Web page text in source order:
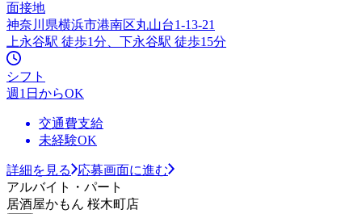
面接地
神奈川県横浜市港南区丸山台1-13-21
上永谷駅 徒歩1分、下永谷駅 徒歩15分
シフト
週1日からOK
交通費支給
未経験OK
詳細を見る
応募画面に進む
アルバイト・パート
居酒屋かもん 桜木町店